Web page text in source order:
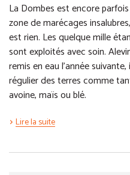
La Dombes est encore
zone de marécages
est rien. Les quelque mille
sont exploités avec soin.
remis en eau l’année
régulier des terres comme
avoine, maïs ou blé.
Lire la suite